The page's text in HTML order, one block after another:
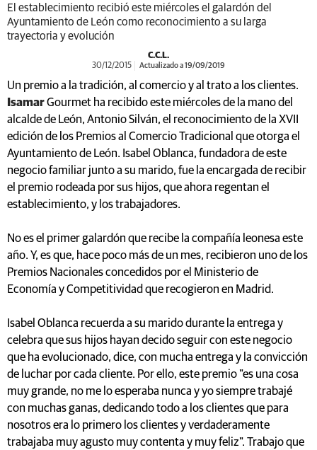
El establecimiento recibió este miércoles el galardón del
Ayuntamiento de León como reconocimiento a su larga
trayectoria y evolución
C.C.L.
30/12/2015 Actualizado a 19/09/2019
Un premio a la tradición, al comercio y al trato a los clientes.
IsamarGourmet ha recibido este miércoles de la mano del
alcalde de León, Antonio Silván, el reconocimiento de la XVII
edición de los Premios al Comercio Tradicional que otorga el
Ayuntamiento de León. Isabel Oblanca, fundadora de este
negocio familiar junto a su marido, fue la encargada de recibir
el premio rodeada por sus hijos, que ahora regentan el
establecimiento, y los trabajadores.
No es el primer galardón que recibe la compañía leonesa este
año. Y, es que, hace poco más de un mes, recibieron uno de los
Premios Nacionales concedidos por el Ministerio de
Economía y Competitividad que recogieron en Madrid.
Isabel Oblanca recuerda a su marido durante la entrega y
celebra que sus hijos hayan decido seguir con este negocio
que ha evolucionado, dice, con mucha entrega y la convicción
de luchar por cada cliente. Por ello, este premio "es una cosa
muy grande, no me lo esperaba nunca y yo siempre trabajé
con muchas ganas, dedicando todo a los clientes que para
nosotros era lo primero los clientes y verdaderamente
trabajaba muy agusto muy contenta y muy feliz". Trabajo que